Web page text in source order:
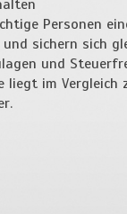
Personen
sichern sich
und
liegt im Vergleich